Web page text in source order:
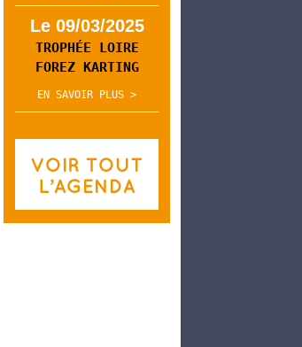
Le 09/03/2025
TROPHÉE LOIRE
FOREZ KARTING
EN SAVOIR PLUS >